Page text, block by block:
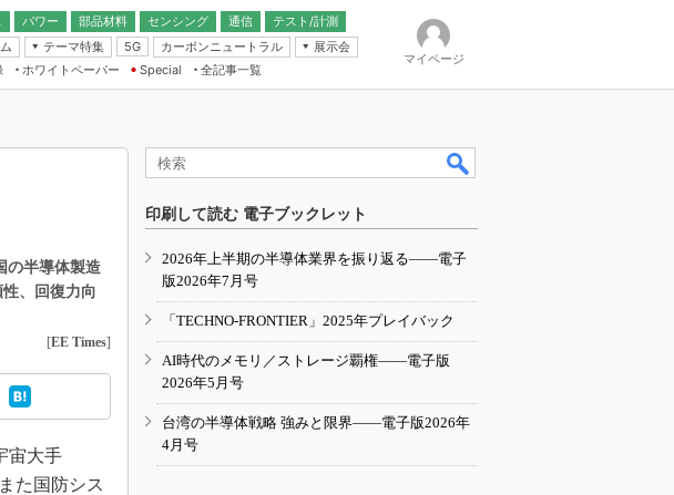
パワー 部品材料 センシング
通信
無線
テスト/計測
テーマ特集
5G カーボンニュートラル
展示会
IoT・エッジコンピューティング
EXPO
TECHNO-FRONTIER
人とくるま展
ホワイトペーパー
Special
全記事一覧
マイページ
の半導体製造
、回復力向
[EE Times]
宙大手
た国防シス
印刷して読む 電子ブックレット
2026年上半期の半導体業界を振り返る――電子
版2026年7月号
「TECHNO-FRONTIER」2025年プレイバック
AI時代のメモリ／ストレージ覇権――電子版
2026年5月号
台湾の半導体戦略 強みと限界――電子版2026年
4月号